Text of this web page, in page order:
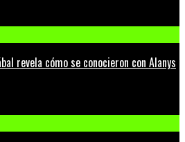
revela cómo se conocieron con Alanys